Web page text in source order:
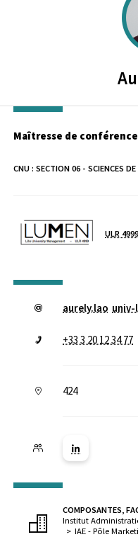
Maîtresse de
CNU : SECTION 06 - SCIENCES
ULR
aurely.lao
+33 3 20 12 34 77
424
Lien vers la
COMPOSANTES,
Institut
IAE - Pôle